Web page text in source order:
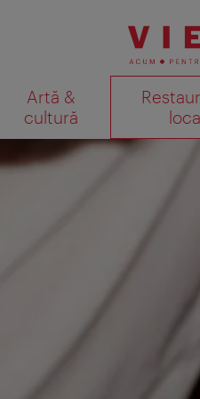
Artă &
cultură
specială de
nostru online dedicat